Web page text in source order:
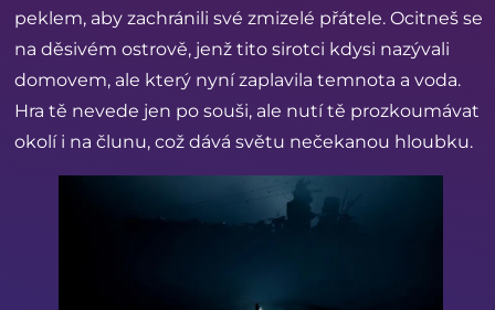
peklem, aby zachránili své zmizelé přátele. Ocitneš se
na děsivém ostrově, jenž tito sirotci kdysi nazývali
domovem, ale který nyní zaplavila temnota a voda.
Hra tě nevede jen po souši, ale nutí tě prozkoumávat
okolí i na člunu, což dává světu nečekanou hloubku.